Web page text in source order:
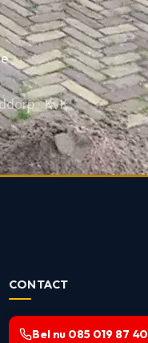
· KvK
CONTACT
Bel nu 085 019 87 40